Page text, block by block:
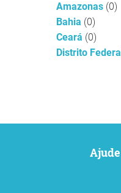
Amazonas (0)
Bahia (0)
Ceará (0)
Distrito